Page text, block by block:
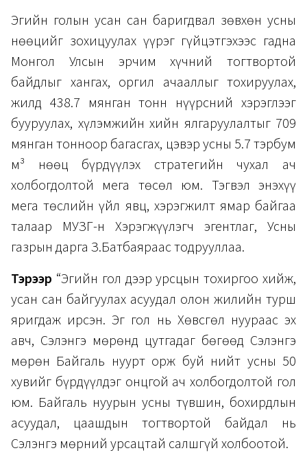
Эгийн голын усан сан баригдвал зөвхөн усны
нөөцийг зохицуулах үүрэг гүйцэтгэхээс гадна
Монгол Улсын эрчим хүчний тогтвортой
байдлыг хангах, оргил ачааллыг тохируулах,
жилд 438.7 мянган тонн нүүрсний хэрэглээг
бууруулах, хүлэмжийн хийн ялгаруулалтыг 709
мянган тонноор багасгах, цэвэр усны 5.7 тэрбум
м³ нөөц бүрдүүлэх стратегийн чухал ач
холбогдолтой мега төсөл юм. Тэгвэл энэхүү
мега төслийн үйл явц, хэрэгжилт ямар байгаа
талаар МУЗГ-н Хэрэгжүүлэгч эгентлаг, Усны
газрын дарга З.Батбаяраас тодрууллаа.
Тэрээр “Эгийн гол дээр урсцын тохиргоо хийж,
усан сан байгуулах асуудал олон жилийн турш
яригдаж ирсэн. Эг гол нь Хөвсгөл нуураас эх
авч, Сэлэнгэ мөрөнд цутгадаг бөгөөд Сэлэнгэ
мөрөн Байгаль нуурт орж буй нийт усны 50
хувийг бүрдүүлдэг онцгой ач холбогдолтой гол
юм. Байгаль нуурын усны түвшин, бохирдлын
асуудал, цаашдын тогтвортой байдал нь
Сэлэнгэ мөрний урсацтай салшгүй холбоотой.